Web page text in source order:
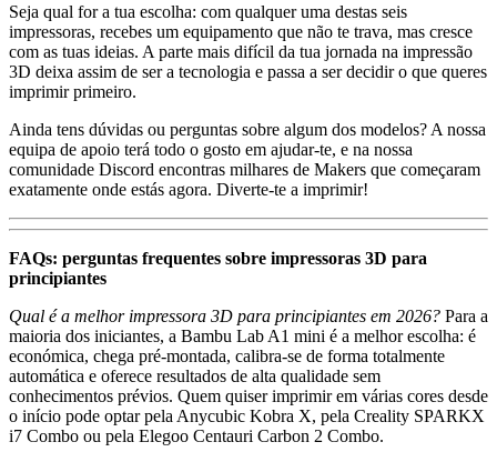
Seja qual for a tua escolha: com qualquer uma destas seis
impressoras, recebes um equipamento que não te trava, mas cresce
com as tuas ideias. A parte mais difícil da tua jornada na impressão
3D deixa assim de ser a tecnologia e passa a ser decidir o que queres
imprimir primeiro.
Ainda tens dúvidas ou perguntas sobre algum dos modelos? A nossa
equipa de apoio terá todo o gosto em ajudar-te, e na nossa
comunidade Discord encontras milhares de Makers que começaram
exatamente onde estás agora. Diverte-te a imprimir!
FAQs: perguntas frequentes sobre impressoras 3D para
principiantes
Qual é a melhor impressora 3D para principiantes em 2026? Para a
maioria dos iniciantes, a Bambu Lab A1 mini é a melhor escolha: é
económica, chega pré-montada, calibra-se de forma totalmente
automática e oferece resultados de alta qualidade sem
conhecimentos prévios. Quem quiser imprimir em várias cores desde
o início pode optar pela Anycubic Kobra X, pela Creality SPARKX
i7 Combo ou pela Elegoo Centauri Carbon 2 Combo.